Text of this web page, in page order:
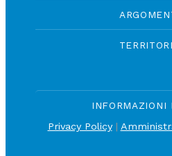
INFORMAZIONI
Privacy Policy|